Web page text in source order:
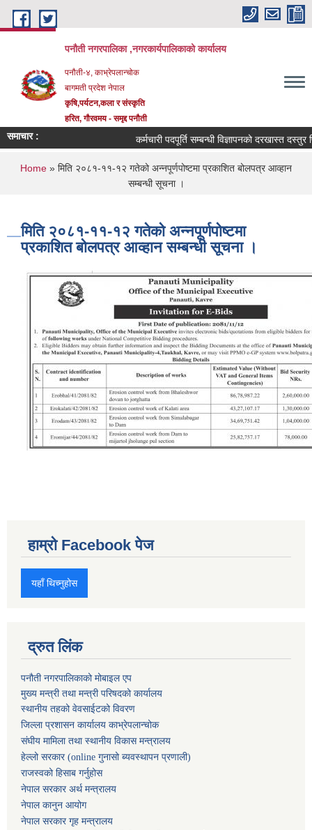
Skip to main content
पनौती नगरपालिका ,नगरकार्यपालिकाको कार्यालय
पनौती-४, काभ्रेपलान्चोक
बागमती प्रदेश नेपाल
कृषि,पर्यटन,कला र संस्कृति
हरित, गौरवमय - समृद्द पनौती
समाचार : कर्मचारी पदपूर्ति सम्बन्धी विज्ञापनको दरखास्त दस्तुर
You are here
Home » मिति २०८१-११-१२ गतेको अन्नपूर्णपोष्टमा प्रकाशित बोलपत्र आव्हान
सम्बन्धी सूचना ।
मिति २०८१-११-१२ गतेको अन्नपूर्णपोष्टमा
प्रकाशित बोलपत्र आव्हान सम्बन्धी सूचना ।
हाम्रो Facebook पेज
यहाँ थिच्नुहोस
द्रुत लिंक
पनौती नगरपालिकाको मोबाइल एप
मुख्य मन्त्री तथा मन्त्री परिषदको कार्यालय
स्थानीय तहको वेवसाईटको विवरण
जिल्ला प्रशासन कार्यालय काभ्रेपलान्चोक
संघीय मामिला तथा स्थानीय विकास मन्त्रालय
हेल्लो सरकार (online गुनासो ब्यवस्थापन प्रणाली)
राजस्वको हिसाब गर्नुहोस
नेपाल सरकार अर्थ मन्त्रालय
नेपाल कानुन आयोग
नेपाल सरकार गृह मन्त्रालय